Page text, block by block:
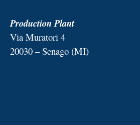
Production Plant
Via Muratori 4
20030 – Senago (MI)